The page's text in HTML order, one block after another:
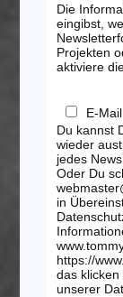
Die
eingibst,
Projekten
aktiviere
E-Mail
Du kannst
wieder
jedes
Oder Du
in
https://
das
unserer